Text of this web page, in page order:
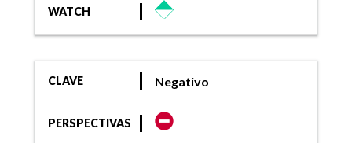
WATCH
CLAVE Negativo
PERSPECTIVAS